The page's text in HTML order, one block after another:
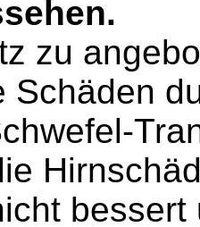
zu
Schäden